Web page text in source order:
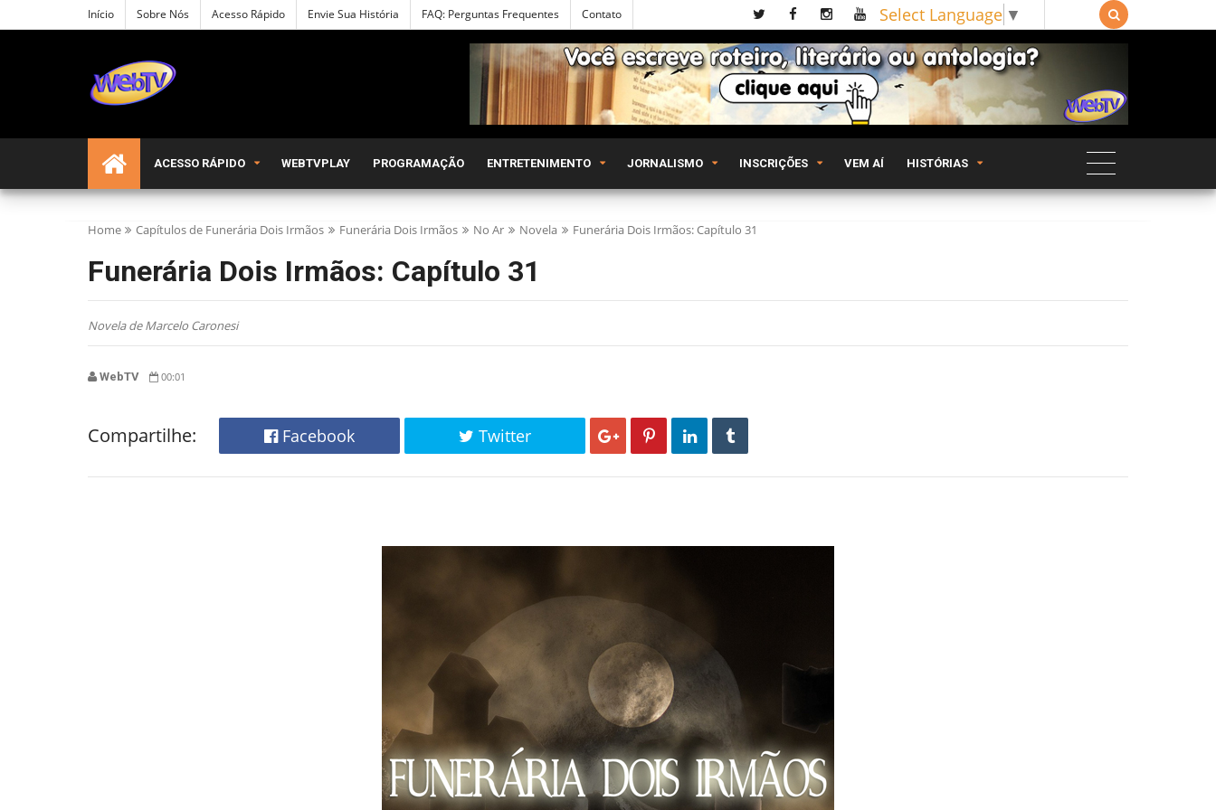
Início Sobre Nós Acesso Rápido Envie Sua História FAQ: Perguntas Frequentes Contato Select Language ▼ 
ACESSO RÁPIDO WEBTVPLAY PROGRAMAÇÃO ENTRETENIMENTO JORNALISMO INSCRIÇÕES VEM AÍ HISTÓRIAS
Home Capítulos de Funerária Dois Irmãos Funerária Dois Irmãos No Ar Novela Funerária Dois Irmãos: Capítulo 31
Funerária Dois Irmãos: Capítulo 31
Novela de Marcelo Caronesi
WebTV 00:01
Compartilhe: Facebook Twitter